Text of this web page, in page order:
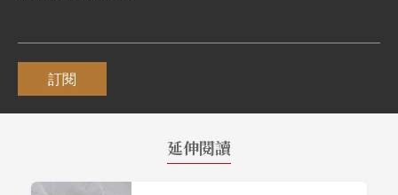
訂閱
延伸閱讀